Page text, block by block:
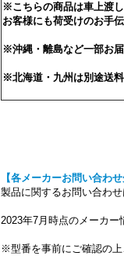
※こちらの商品は車上渡
お客様にも荷受けのお手
※沖縄・離島など一部お
※北海道・九州は別途送料
【各メーカーお問い合わせ
製品に関するお問い合わ
2023年7月時点のメーカー
※型番を事前にご確認の上